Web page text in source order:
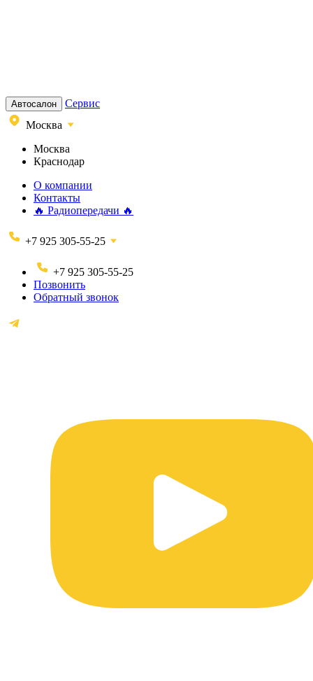
Автосалон
Сервис
Москва
Москва
Краснодар
О компании
Контакты
🔥 Радиопередачи 🔥
+7 925 305-55-25
+7 925 305-55-25
Позвонить
Обратный звонок